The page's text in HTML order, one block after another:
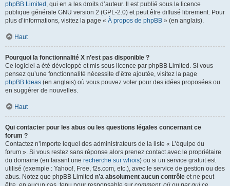
phpBB Limited , qui en a les droits d’auteur. Il est publié sous la licence
publique générale GNU version 2 (GPL-2.0) et peut être diffusé librement. Pour
plus d’informations, visitez la page « À propos de phpBB » (en anglais).
Haut
Pourquoi la fonctionnalité X n’est pas disponible ?
Ce logiciel a été développé et mis sous licence par phpBB Limited. Si vous
pensez qu’une fonctionnalité nécessite d’être ajoutée, visitez la page
phpBB Ideas (en anglais) où vous pouvez voter pour des idées proposées ou
en suggérer de nouvelles.
Haut
Qui contacter pour les abus ou les questions légales concernant ce
forum ?
Contactez n’importe lequel des administrateurs de la liste « L’équipe du
forum ». Si vous restez sans réponse alors prenez contact avec le propriétaire
du domaine (en faisant une recherche sur whois) ou si un service gratuit est
utilisé (exemple : Yahoo!, Free, f2s.com, etc.), avec le service de gestion ou des
abus. Notez que phpBB Limited n’a absolument aucun contrôle et ne peut